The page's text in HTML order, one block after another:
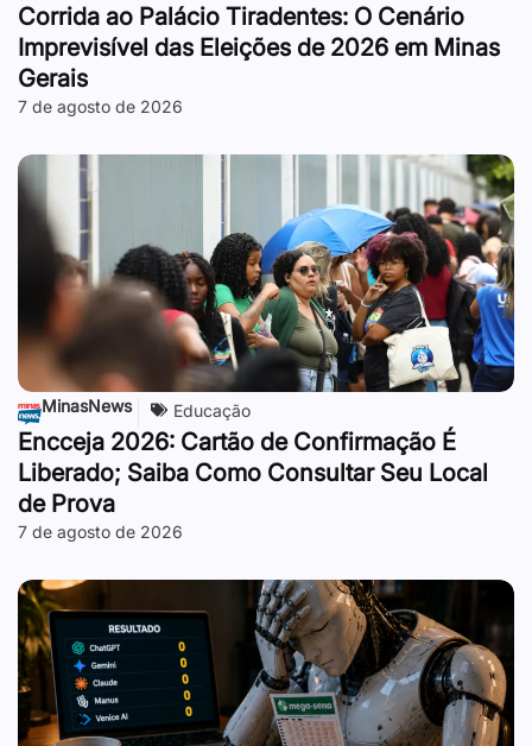
Corrida ao Palácio Tiradentes: O Cenário
Imprevisível das Eleições de 2026 em Minas
Gerais
7 de agosto de 2026
MinasNews Educação
Encceja 2026: Cartão de Confirmação É
Liberado; Saiba Como Consultar Seu Local
de Prova
7 de agosto de 2026